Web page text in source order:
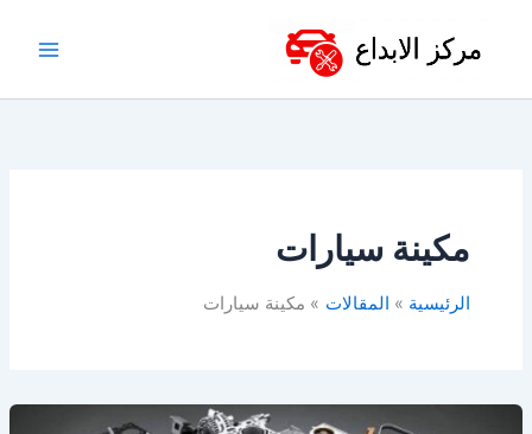
مكينة سيارات
الرئيسية المقالات مكينة سيارات